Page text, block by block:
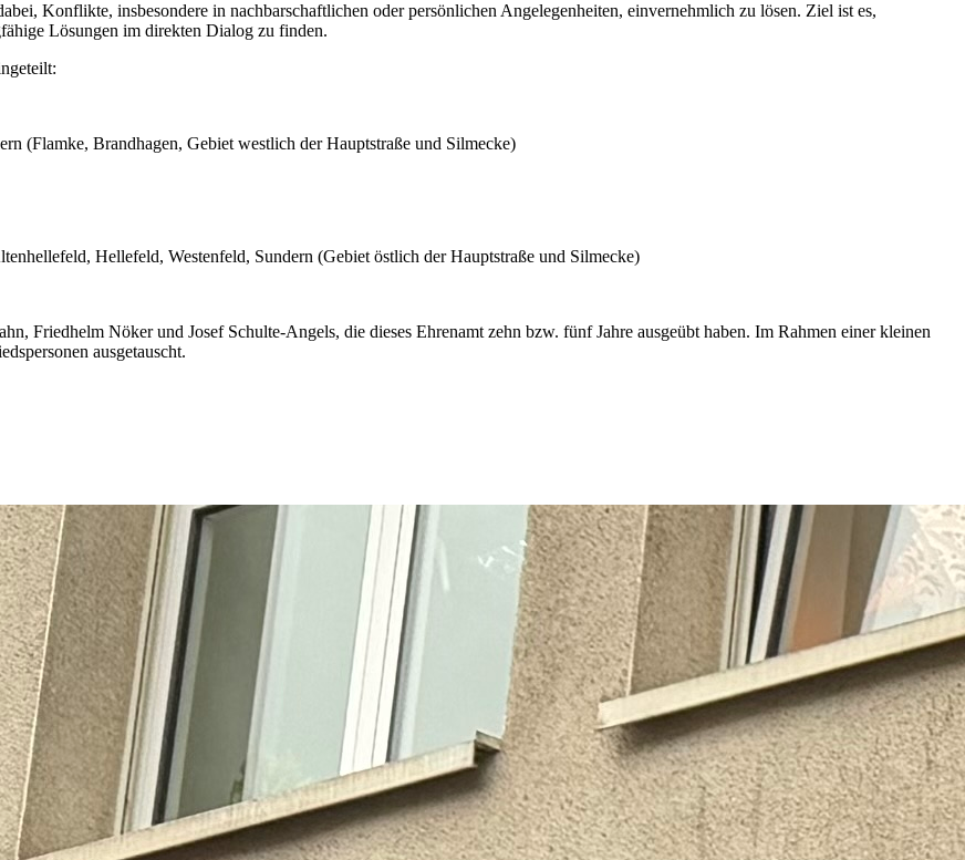
Konflikte, insbesondere in nachbarschaftlichen oder persönlichen Angelegenheiten, einvernehmlich zu lösen. Ziel ist es,
Lösungen im direkten Dialog zu finden.
(Flamke, Brandhagen, Gebiet westlich der Hauptstraße und Silmecke)
Hellefeld, Westenfeld, Sundern (Gebiet östlich der Hauptstraße und Silmecke)
Friedhelm Nöker und Josef Schulte-Angels, die dieses Ehrenamt zehn bzw. fünf Jahre ausgeübt haben. Im Rahmen einer kleinen
ausgetauscht.